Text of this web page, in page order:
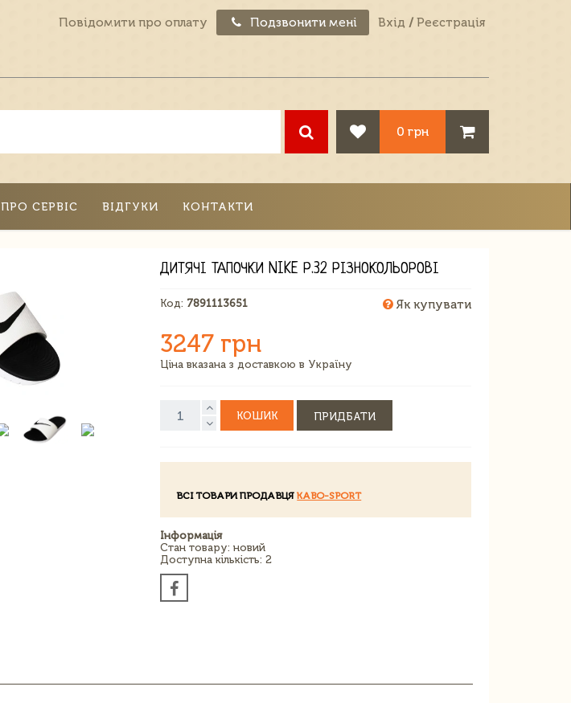
Повідомити про оплату Подзвонити мені Вхід / Реєстрація
0 грн
ПРО СЕРВІС ВІДГУКИ КОНТАКТИ
ДИТЯЧІ ТАПОЧКИ NIKE Р.32 РІЗНОКОЛЬОРОВІ
Код: 7891113651 Як купувати
3247 грн
Ціна вказана з доставкою в Україну
КОШИК ПРИДБАТИ
ВСІ ТОВАРИ ПРОДАВЦЯKABO-SPORT
Інформація
Стан товару: новий
Доступна кількість: 2